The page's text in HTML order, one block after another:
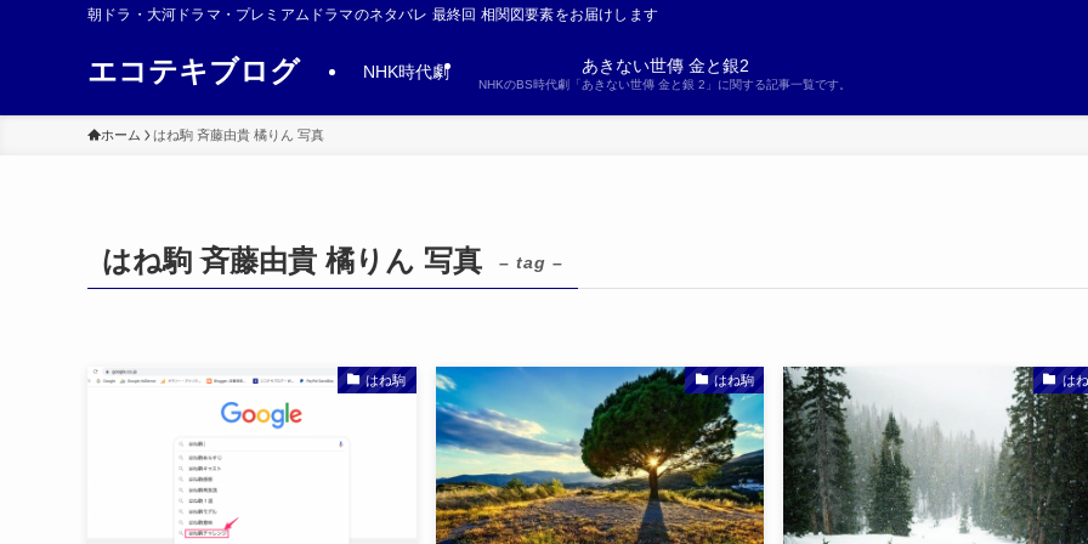
朝ドラ・大河ドラマ・プレミアムドラマのネタバレ 最終回 相関図要素をお届けします
エコテキブログ NHK時代劇 あきない世傳 金と銀2
NHKのBS時代劇「あきない世傳 金と銀 2」に関する記事一覧です。
ホーム はね駒 斉藤由貴 橘りん 写真
はね駒 斉藤由貴 橘りん 写真 – tag –
はね駒 はね駒 は